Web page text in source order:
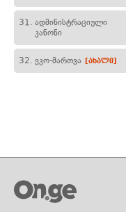
31. ადმინისტრაციული
კანონი
32. ეკო-მართვა [ახალი]